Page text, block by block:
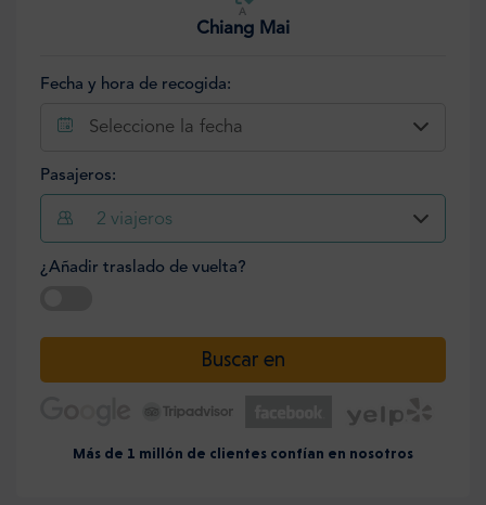
A
Chiang Mai
Fecha y hora de recogida:
Seleccione la fecha
Pasajeros:
2 viajeros
¿Añadir traslado de vuelta?
Buscar en
Más de 1 millón de clientes confían en nosotros